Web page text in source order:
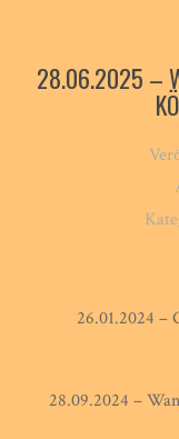
28.06.2025 –
26.01.2024 –
28.09.2024 –